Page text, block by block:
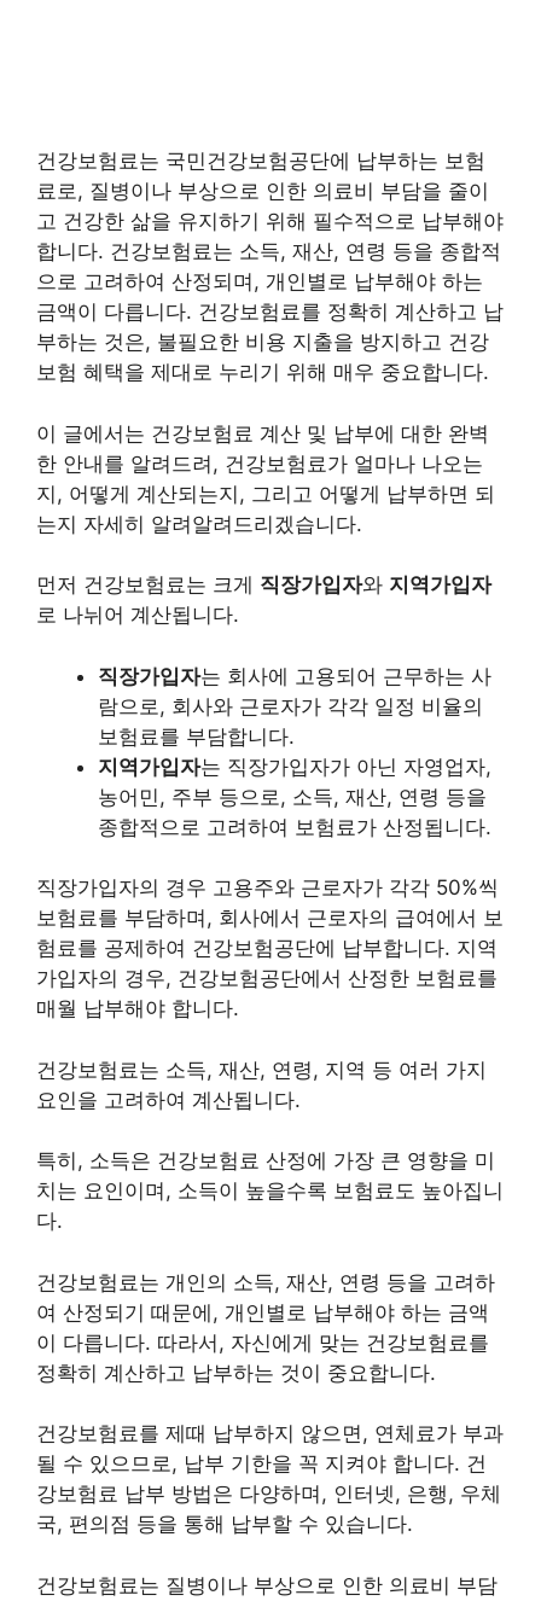
건강보험료는 국민건강보험공단에 납부하는 보험
료로, 질병이나 부상으로 인한 의료비 부담을 줄이
고 건강한 삶을 유지하기 위해 필수적으로 납부해야
합니다. 건강보험료는 소득, 재산, 연령 등을 종합적
으로 고려하여 산정되며, 개인별로 납부해야 하는
금액이 다릅니다. 건강보험료를 정확히 계산하고 납
부하는 것은, 불필요한 비용 지출을 방지하고 건강
보험 혜택을 제대로 누리기 위해 매우 중요합니다.
이 글에서는 건강보험료 계산 및 납부에 대한 완벽
한 안내를 알려드려, 건강보험료가 얼마나 나오는
지, 어떻게 계산되는지, 그리고 어떻게 납부하면 되
는지 자세히 알려알려드리겠습니다.
먼저 건강보험료는 크게 직장가입자와 지역가입자
로 나뉘어 계산됩니다.
직장가입자는 회사에 고용되어 근무하는 사
람으로, 회사와 근로자가 각각 일정 비율의
보험료를 부담합니다.
지역가입자는 직장가입자가 아닌 자영업자,
농어민, 주부 등으로, 소득, 재산, 연령 등을
종합적으로 고려하여 보험료가 산정됩니다.
직장가입자의 경우 고용주와 근로자가 각각 50%씩
보험료를 부담하며, 회사에서 근로자의 급여에서 보
험료를 공제하여 건강보험공단에 납부합니다. 지역
가입자의 경우, 건강보험공단에서 산정한 보험료를
매월 납부해야 합니다.
건강보험료는 소득, 재산, 연령, 지역 등 여러 가지
요인을 고려하여 계산됩니다.
특히, 소득은 건강보험료 산정에 가장 큰 영향을 미
치는 요인이며, 소득이 높을수록 보험료도 높아집니
다.
건강보험료는 개인의 소득, 재산, 연령 등을 고려하
여 산정되기 때문에, 개인별로 납부해야 하는 금액
이 다릅니다. 따라서, 자신에게 맞는 건강보험료를
정확히 계산하고 납부하는 것이 중요합니다.
건강보험료를 제때 납부하지 않으면, 연체료가 부과
될 수 있으므로, 납부 기한을 꼭 지켜야 합니다. 건
강보험료 납부 방법은 다양하며, 인터넷, 은행, 우체
국, 편의점 등을 통해 납부할 수 있습니다.
건강보험료는 질병이나 부상으로 인한 의료비 부담